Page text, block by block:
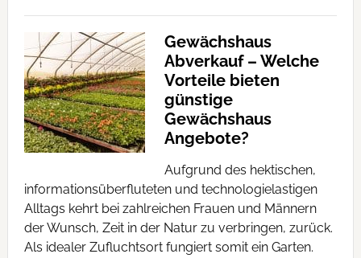
Gewächshaus
Abverkauf – Welche
Vorteile bieten
günstige
Gewächshaus
Angebote?
Aufgrund des hektischen,
informationsüberfluteten und technologielastigen
Alltags kehrt bei zahlreichen Frauen und Männern
der Wunsch, Zeit in der Natur zu verbringen, zurück.
Als idealer Zufluchtsort fungiert somit ein Garten.